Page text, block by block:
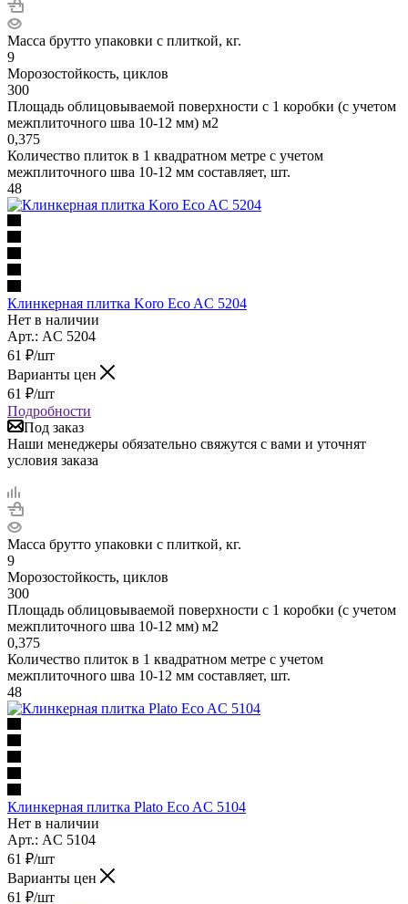
Масса брутто упаковки с плиткой, кг.
9
Морозостойкость, циклов
300
Площадь облицовываемой поверхности с 1 коробки (с учетом
межплиточного шва 10-12 мм) м2
0,375
Количество плиток в 1 квадратном метре с учетом
межплиточного шва 10-12 мм составляет, шт.
48
Клинкерная плитка Koro Eco AC 5204
Нет в наличии
Арт.: AC 5204
61 ₽/шт
Варианты цен
61 ₽/шт
Подробности
Под заказ
Наши менеджеры обязательно свяжутся с вами и уточнят
условия заказа
Масса брутто упаковки с плиткой, кг.
9
Морозостойкость, циклов
300
Площадь облицовываемой поверхности с 1 коробки (с учетом
межплиточного шва 10-12 мм) м2
0,375
Количество плиток в 1 квадратном метре с учетом
межплиточного шва 10-12 мм составляет, шт.
48
Клинкерная плитка Plato Eco AC 5104
Нет в наличии
Арт.: AC 5104
61 ₽/шт
Варианты цен
61 ₽/шт